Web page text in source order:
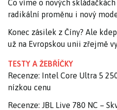
Co víme o nových skládačkách
radikální proměnu i nový
Konec zásilek z Číny? Ale
už na Evropskou unii zřejmě
TESTY A ŽEBŘÍČKY
Recenze: Intel Core Ultra 5
nízkou cenu
Recenze: JBL Live 780 NC –